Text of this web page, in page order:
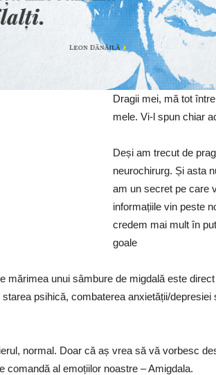
Dragii mei, mă tot
mele. Vi-l spun chiar
Deși am trecut de
neurochirurg. Și asta
am un secret pe care
informațiile vin peste
credem mai mult în
goale
mărimea unui sâmbure de migdală este
psihică, combaterea anxietății/depresiei
normal. Doar că aș vrea să vă vorbesc
comandă al emoțiilor noastre – Amigdala.